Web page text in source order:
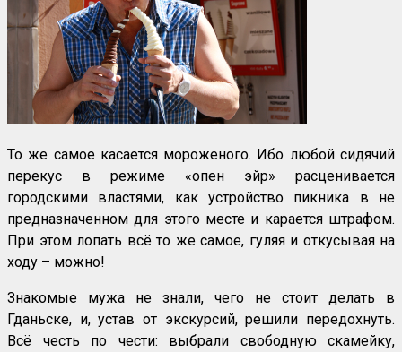
То же самое касается мороженого. Ибо любой сидячий
перекус в режиме «опен эйр» расценивается
городскими властями, как устройство пикника в не
предназначенном для этого месте и карается штрафом.
При этом лопать всё то же самое, гуляя и откусывая на
ходу – можно!
Знакомые мужа не знали, чего не стоит делать в
Гданьске, и, устав от экскурсий, решили передохнуть.
Всё честь по чести: выбрали свободную скамейку,